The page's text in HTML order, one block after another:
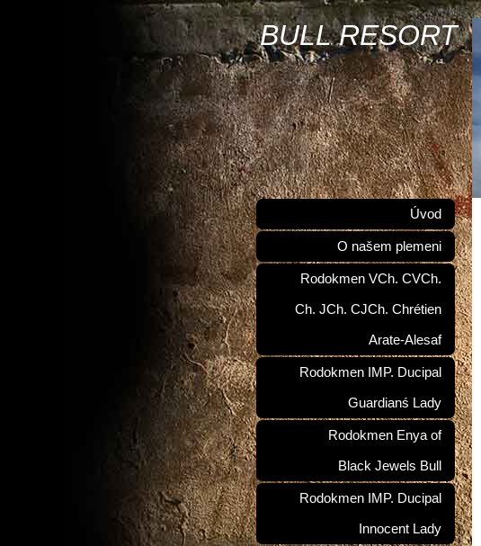
BULL RESORT
Úvod
O našem plemeni
Rodokmen VCh. CVCh.
Ch. JCh. CJCh. Chrétien
Arate-Alesaf
Rodokmen IMP. Ducipal
Guardianś Lady
Rodokmen Enya of
Black Jewels Bull
Rodokmen IMP. Ducipal
Innocent Lady